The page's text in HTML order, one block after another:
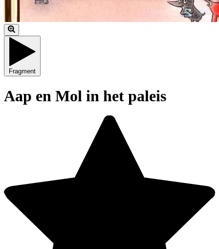
Fragment
Aap en Mol in het paleis